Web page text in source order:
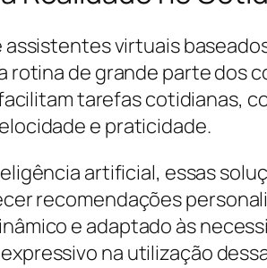
assistentes virtuais
de grande parte dos
tarefas cotidianas,
e praticidade.
artificial, essas
recomendações
e adaptado às
na utilização